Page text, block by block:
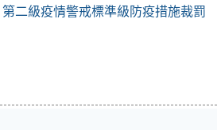
二級疫情警戒標準級防疫措施裁罰